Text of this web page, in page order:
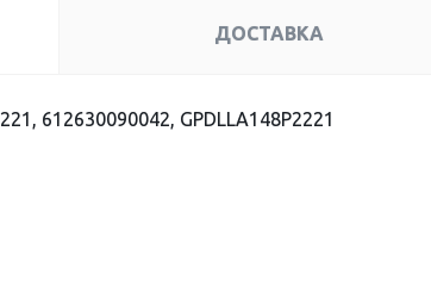
ДОСТАВКА
612630090042, GPDLLA148P2221